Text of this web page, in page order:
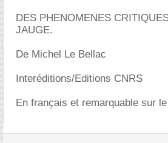
DES PHENOMENES
JAUGE.
De Michel Le Bellac
Interéditions/Editions CNRS
En français et remarquable sur